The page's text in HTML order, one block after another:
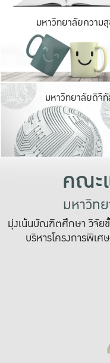
มหาวิทยาลัยความ
มหาวิทยาลัยดิจิ
คณะ
มหาวิท
มุ่งเน้นบัณฑิตศึกษา วิจัย
บริหารโครงการพิเ